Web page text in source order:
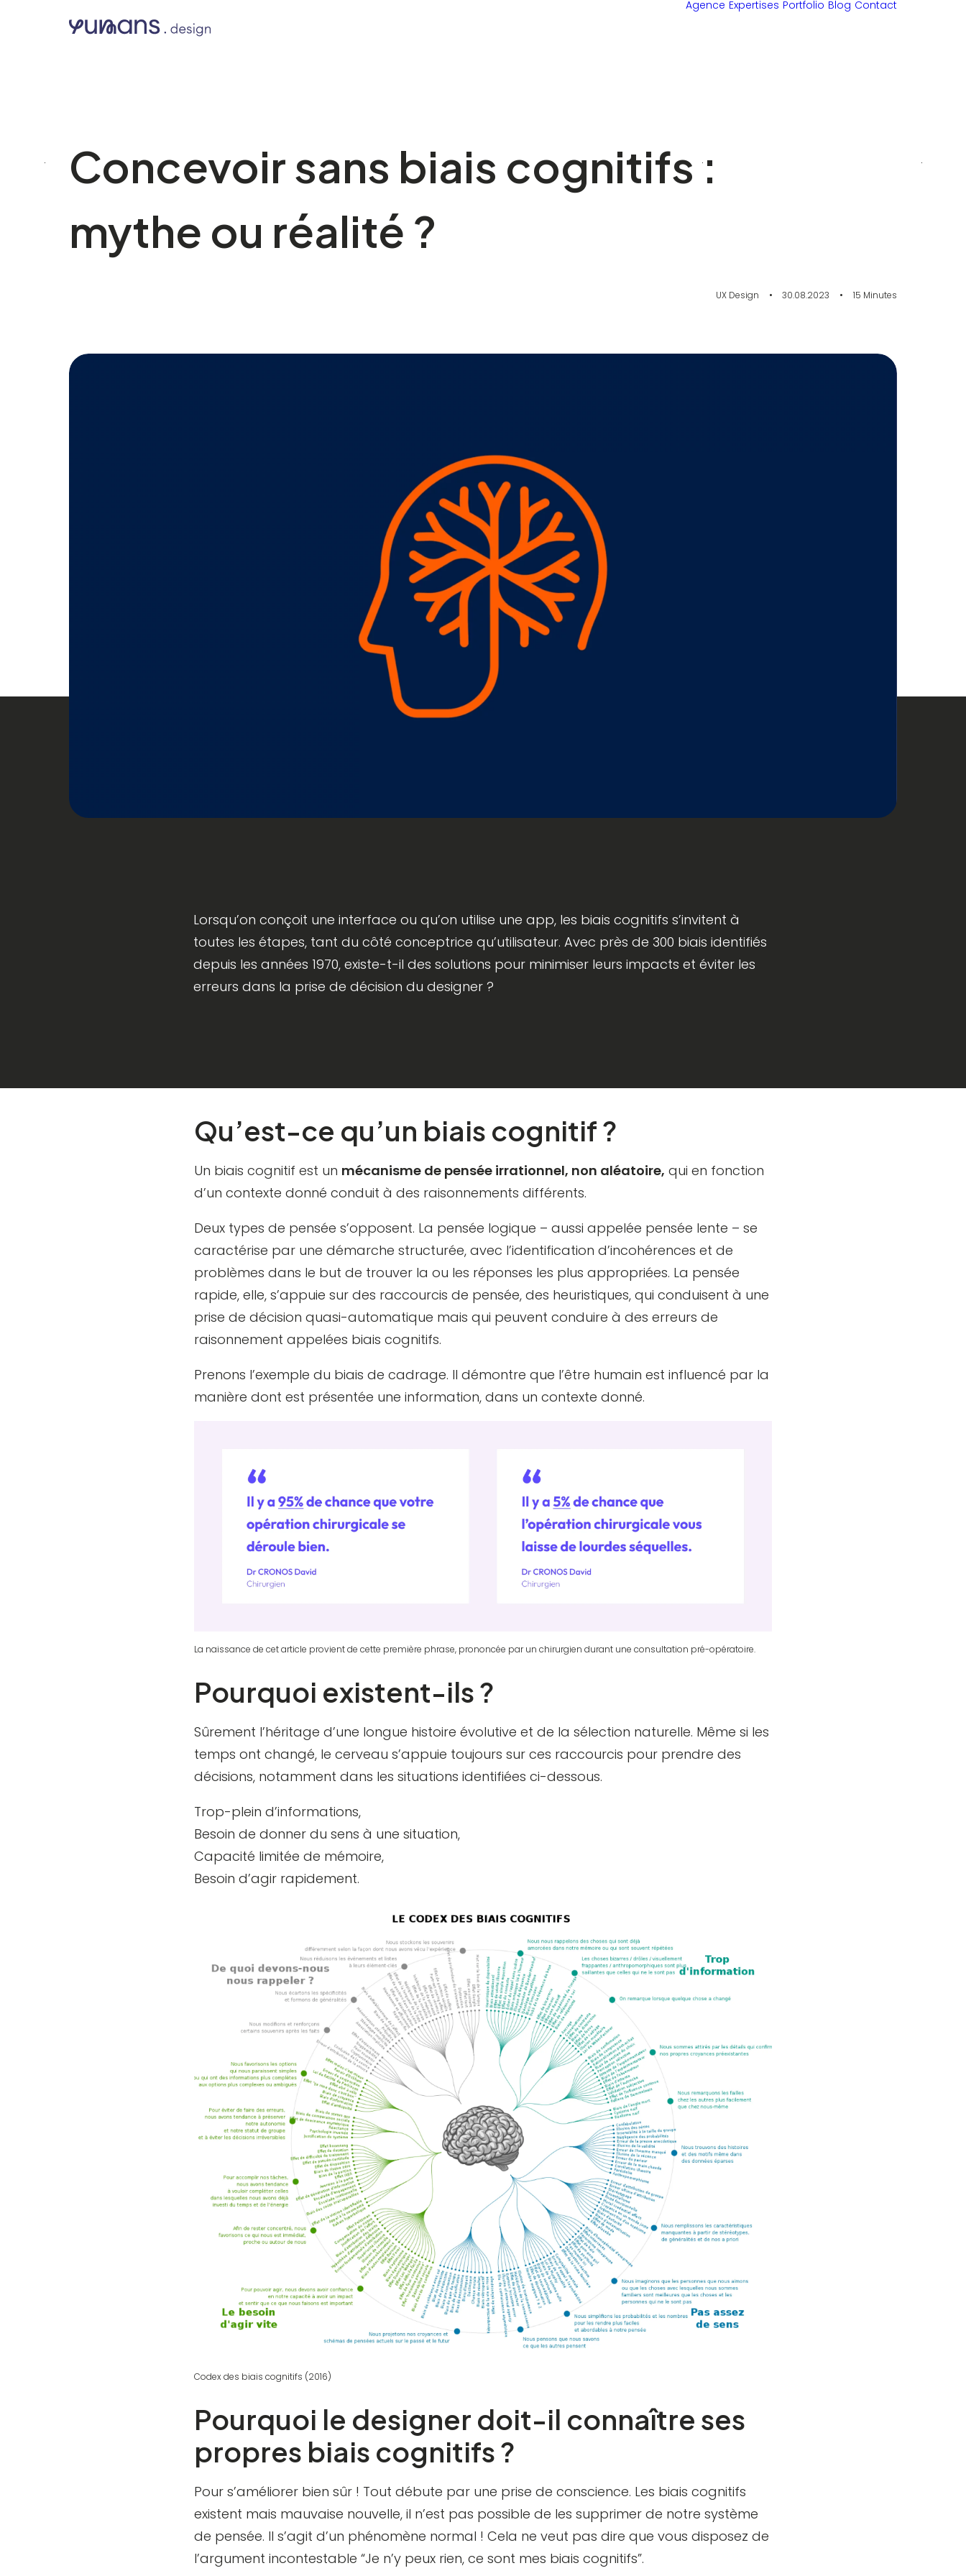
Agence Expertises Portfolio Blog Contact
Concevoir sans biais cognitifs :
mythe ou réalité ?
UX Design • 30.08.2023 • 15 Minutes
Lorsqu’on conçoit une interface ou qu’on utilise une app, les biais cognitifs s’invitent à
toutes les étapes, tant du côté conceptrice qu’utilisateur. Avec près de 300 biais identifiés
depuis les années 1970, existe-t-il des solutions pour minimiser leurs impacts et éviter les
erreurs dans la prise de décision du designer ?
Qu’est-ce qu’un biais cognitif ?
Un biais cognitif est un mécanisme de pensée irrationnel, non aléatoire, qui en fonction
d’un contexte donné conduit à des raisonnements différents.
Deux types de pensée s’opposent. La pensée logique – aussi appelée pensée lente – se
caractérise par une démarche structurée, avec l’identification d’incohérences et de
problèmes dans le but de trouver la ou les réponses les plus appropriées. La pensée
rapide, elle, s’appuie sur des raccourcis de pensée, des heuristiques, qui conduisent à une
prise de décision quasi-automatique mais qui peuvent conduire à des erreurs de
raisonnement appelées biais cognitifs.
Prenons l’exemple du biais de cadrage. Il démontre que l’être humain est influencé par la
manière dont est présentée une information, dans un contexte donné.
La naissance de cet article provient de cette première phrase, prononcée par un chirurgien durant une consultation pré-opératoire.
Pourquoi existent-ils ?
Sûrement l’héritage d’une longue histoire évolutive et de la sélection naturelle. Même si les
temps ont changé, le cerveau s’appuie toujours sur ces raccourcis pour prendre des
décisions, notamment dans les situations identifiées ci-dessous.
Trop-plein d’informations,
Besoin de donner du sens à une situation,
Capacité limitée de mémoire,
Besoin d’agir rapidement.
Codex des biais cognitifs (2016)
Pourquoi le designer doit-il connaître ses
propres biais cognitifs ?
Pour s’améliorer bien sûr ! Tout débute par une prise de conscience. Les biais cognitifs
existent mais mauvaise nouvelle, il n’est pas possible de les supprimer de notre système
de pensée. Il s’agit d’un phénomène normal ! Cela ne veut pas dire que vous disposez de
l’argument incontestable “Je n’y peux rien, ce sont mes biais cognitifs”.